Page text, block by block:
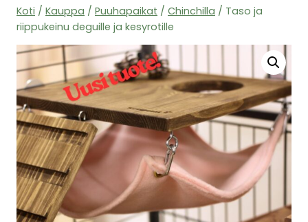
Koti / Kauppa / Puuhapaikat / Chinchilla / Taso ja
riippukeinu deguille ja kesyrotille